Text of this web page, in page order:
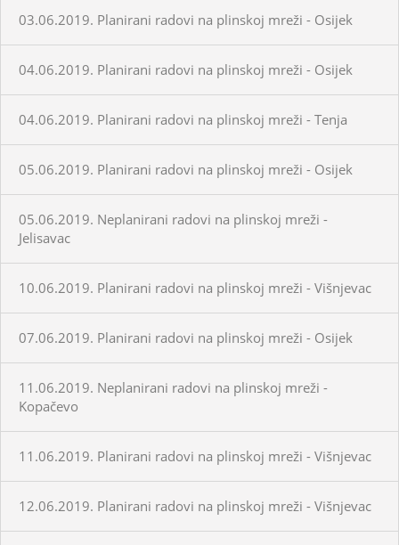
03.06.2019. Planirani radovi na plinskoj mreži - Osijek
04.06.2019. Planirani radovi na plinskoj mreži - Osijek
04.06.2019. Planirani radovi na plinskoj mreži - Tenja
05.06.2019. Planirani radovi na plinskoj mreži - Osijek
05.06.2019. Neplanirani radovi na plinskoj mreži -
Jelisavac
10.06.2019. Planirani radovi na plinskoj mreži - Višnjevac
07.06.2019. Planirani radovi na plinskoj mreži - Osijek
11.06.2019. Neplanirani radovi na plinskoj mreži -
Kopačevo
11.06.2019. Planirani radovi na plinskoj mreži - Višnjevac
12.06.2019. Planirani radovi na plinskoj mreži - Višnjevac